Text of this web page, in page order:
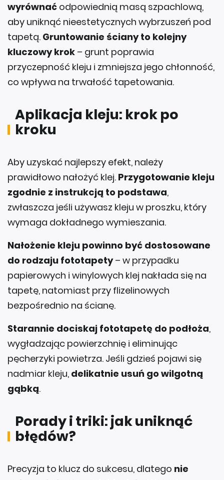
aby uniknąć nieestetycznych wybrzuszeń pod
tapetą.Gruntowanie ściany to kolejny
kluczowy krok– grunt poprawia
przyczepność kleju i zmniejsza jego chłonność,
co wpływa na trwałość tapetowania.
kroku
prawidłowo nałożyć klej.Przygotowanie kleju
zgodnie z instrukcją to podstawa,
zwłaszcza jeśli używasz kleju w proszku, który
wymaga dokładnego wymieszania.
Nałożenie kleju powinno być dostosowane
do rodzaju fototapety– w przypadku
papierowych i winylowych klej nakłada się na
tapetę, natomiast przy flizelinowych
bezpośrednio na ścianę.
Starannie dociskaj fototapetę do podłoża
wygładzając powierzchnię i eliminując
pęcherzyki powietrza. Jeśli gdzieś pojawi się
nadmiar kleju,delikatnie usuń go wilgotną
gąbką.
błędów?
spiesz się i pracuj dokładnie. Używaj